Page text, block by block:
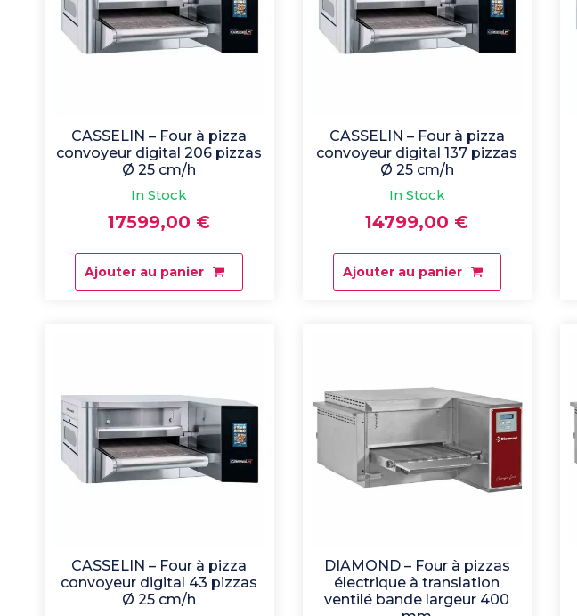
CASSELIN – Four à pizza
convoyeur digital 206 pizzas
Ø 25 cm/h
In Stock
17599,00 €
Ajouter au panier
CASSELIN – Four à pizza
convoyeur digital 137 pizzas
Ø 25 cm/h
In Stock
14799,00 €
Ajouter au panier
CASSELIN – Four à pizza
convoyeur digital 43 pizzas
Ø 25 cm/h
DIAMOND – Four à pizzas
électrique à translation
ventilé bande largeur 400